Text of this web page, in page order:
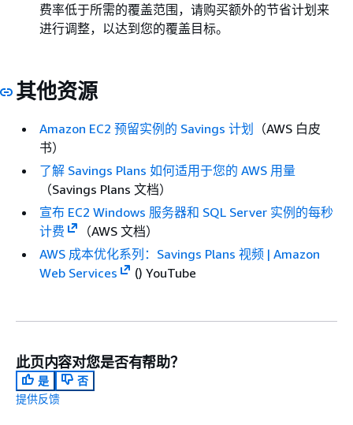
费率低于所需的覆盖范围，请购买额外的节省计划来
进行调整，以达到您的覆盖目标。
其他资源
Amazon EC2 预留实例的 Savings 计划 （AWS 白皮
书）
了解 Savings Plans 如何适用于您的 AWS 用量
（Savings Plans 文档）
宣布 EC2 Windows 服务器和 SQL Server 实例的每秒
计费
（AWS 文档）
AWS 成本优化系列：Savings Plans 视频 | Amazon
Web Services
() YouTube
此页内容对您是否有帮助？
是
否
提供反馈